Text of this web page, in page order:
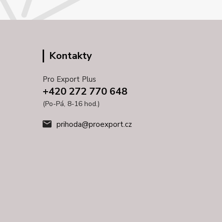
Kontakty
Pro Export Plus
+420 272 770 648
(Po-Pá, 8-16 hod.)
prihoda@proexport.cz